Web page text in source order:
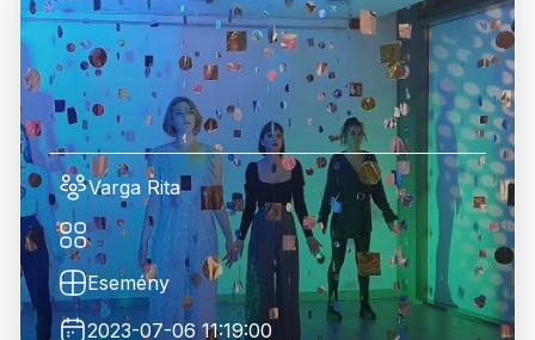
Varga Rita
Esemény
2023-07-06 11:19:00